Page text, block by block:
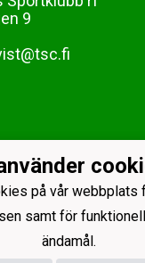
9
på vår webbplats
samt för
ändamål.